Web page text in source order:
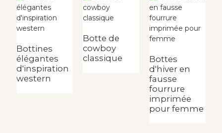
Bottines
élégantes
d'inspiration
western
Botte de
cowboy
classique
Bottes
d'hiver en
fausse
fourrure
imprimée
pour femme